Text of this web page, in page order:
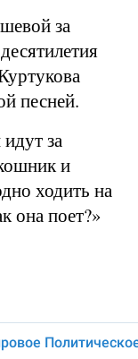
за
песней.
за
и
ходить на
она поет?»